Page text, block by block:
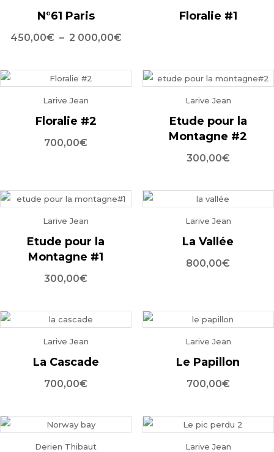
N°61 Paris
450,00€ – 2 000,00€Plage
prix :
450,00€
Floralie #1
Larive Jean
Floralie #2
700,00€
Larive Jean
Etude pour la
Montagne #2
300,00€
Larive Jean
Etude pour la
Montagne #1
300,00€
Larive Jean
La Vallée
800,00€
Larive Jean
La Cascade
700,00€
Larive Jean
Le Papillon
700,00€
Derien Thibaut Larive Jean